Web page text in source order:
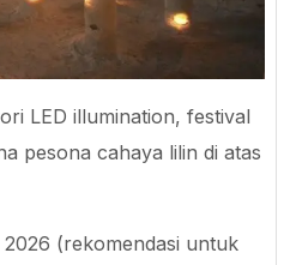
LED illumination, festival
pesona cahaya lilin di atas
(rekomendasi untuk